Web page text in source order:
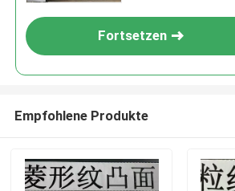
Fortsetzen
Empfohlene Produkte